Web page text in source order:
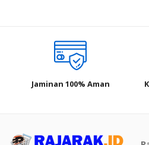
Jaminan 100% Aman